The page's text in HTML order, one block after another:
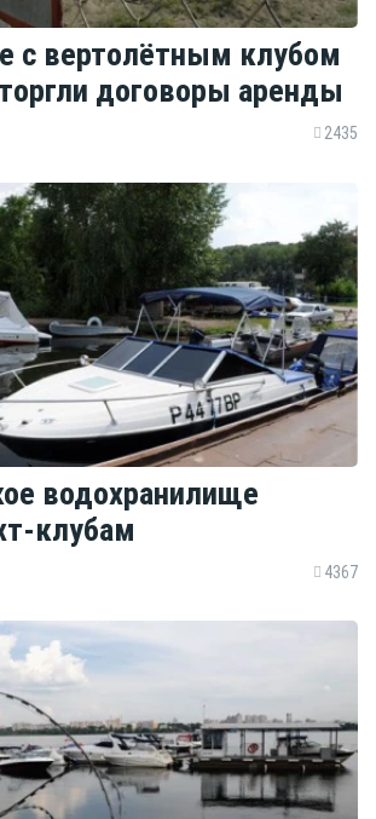
с вертолётным клубом
договоры аренды
2435
водохранилище
клубам
4367